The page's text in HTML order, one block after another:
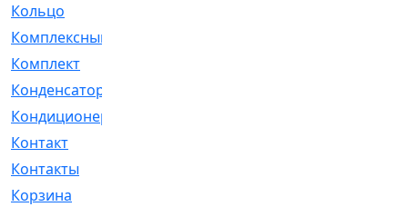
Кольцо
Комплексный
Комплект
Конденсатор
Кондиционер
Контакт
Контакты
Корзина